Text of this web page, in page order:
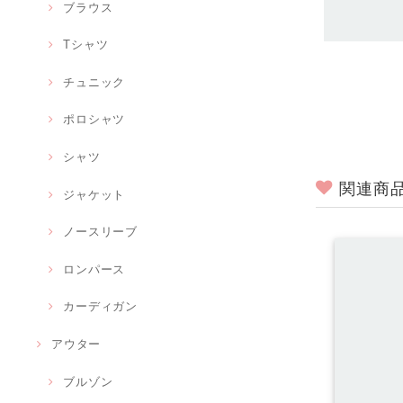
ブラウス
Tシャツ
チュニック
ポロシャツ
シャツ
ジャケット
ノースリーブ
ロンパース
カーディガン
アウター
ブルゾン
関連商